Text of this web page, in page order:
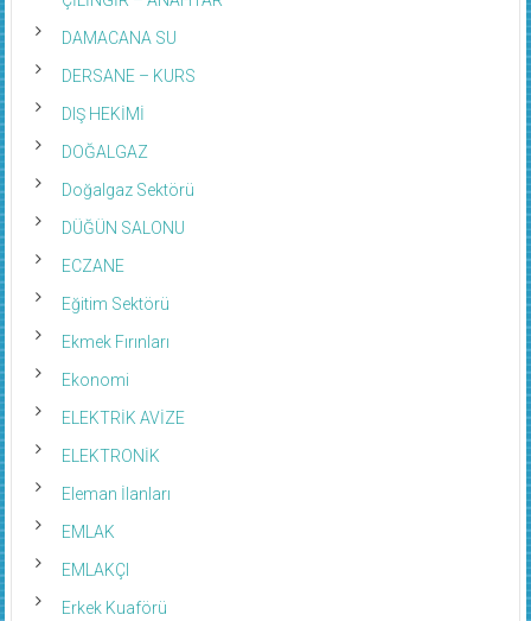
DAMACANA SU
DERSANE – KURS
DIŞ HEKİMİ
DOĞALGAZ
Doğalgaz Sektörü
DÜĞÜN SALONU
ECZANE
Eğitim Sektörü
Ekmek Fırınları
Ekonomi
ELEKTRİK AVİZE
ELEKTRONİK
Eleman İlanları
EMLAK
EMLAKÇI
Erkek Kuaförü